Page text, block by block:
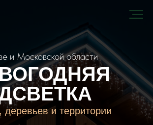
и территории
и Московской области